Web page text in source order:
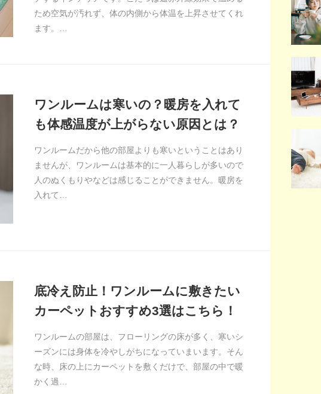
ため空気が汚れず、体の内側から体温を上昇させてくれ
ます。…
ワンルームは寒いの？暖房を入れて
も体感温度が上がらない原因とは？
ワンルームだから他の部屋よりも寒いということはあり
ませんが、ワンルームは基本的に一人暮らしが多いので
人のぬくもりやなどは感じることができません。暖房を
入れて…
底冷え防止！ワンルームに敷きたい
カーペットおすすめ3選はこちら！
ワンルームの部屋は、フローリングの床が多く、寒いシ
ーズンには身体を冷やしがちになっていまいます。そん
な時、床の上にカーペットを敷くだけで、部屋の中で暖
かく過…